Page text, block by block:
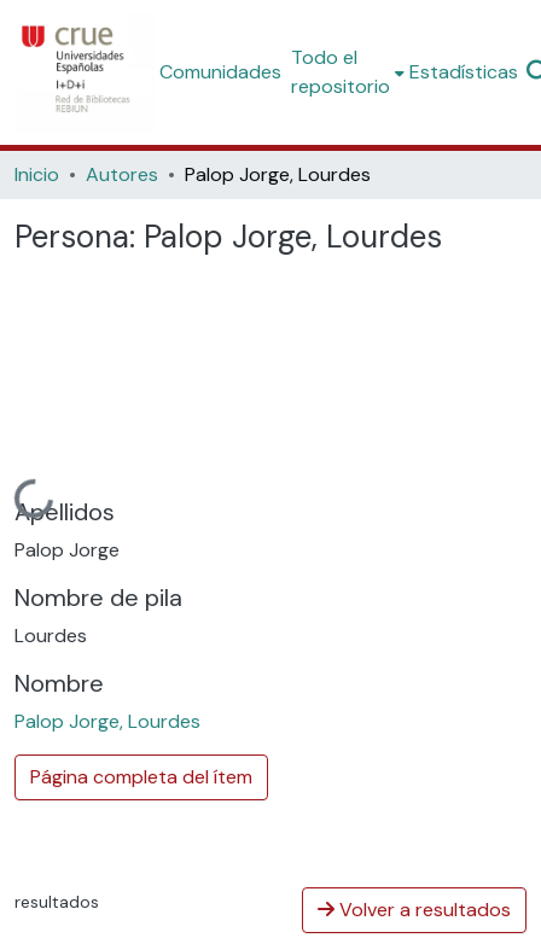
Comunidades
Todo el
repositorio
Estadísticas
Inicio Autores Palop Jorge, Lourdes
Persona: Palop Jorge, Lourdes
Cargando...
Apellidos
Palop Jorge
Nombre de pila
Lourdes
Nombre
Palop Jorge, Lourdes
Página completa del ítem
resultados Volver a resultados